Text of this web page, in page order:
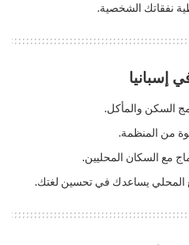
نفقاتك الشخصية.
إسبانيا
السكن والمأكل.
من المنظمة.
مع السكان المحليين.
المحلي يساعدك في تحسين لغتك.